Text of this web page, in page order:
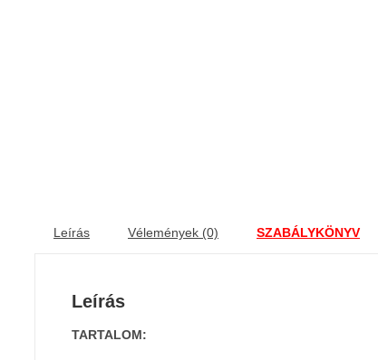
Leírás Vélemények (0) SZABÁLYKÖNYV
Leírás
TARTALOM: